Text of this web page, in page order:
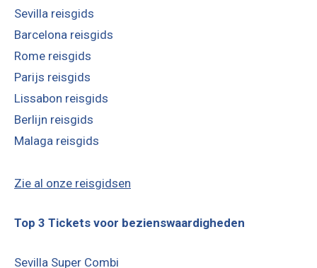
Sevilla reisgids
Barcelona reisgids
Rome reisgids
Parijs reisgids
Lissabon reisgids
Berlijn reisgids
Malaga reisgids
Zie al onze reisgidsen
Top 3 Tickets voor bezienswaardigheden
Sevilla Super Combi